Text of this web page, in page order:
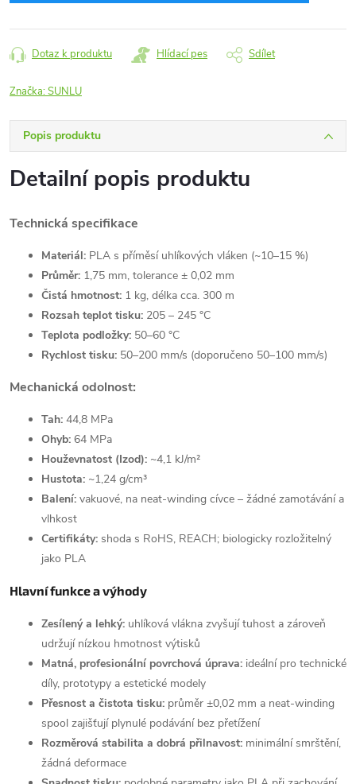
Dotaz k produktu Hlídací pes Sdílet
Značka:SUNLU
Popis produktu
Detailní popis produktu
Technická specifikace
Materiál: PLA s příměsí uhlíkových vláken (~10–15 %)
Průměr: 1,75 mm, tolerance ± 0,02 mm
Čistá hmotnost: 1 kg, délka cca. 300 m
Rozsah teplot tisku: 205 – 245 °C
Teplota podložky: 50–60 °C
Rychlost tisku: 50–200 mm/s (doporučeno 50–100 mm/s)
Mechanická odolnost:
Tah: 44,8 MPa
Ohyb: 64 MPa
Houževnatost (Izod): ~4,1 kJ/m²
Hustota: ~1,24 g/cm³
Balení: vakuové, na neat-winding cívce – žádné zamotávání a
vlhkost
Certifikáty: shoda s RoHS, REACH; biologicky rozložitelný
jako PLA
Hlavní funkce a výhody
Zesílený a lehký: uhlíková vlákna zvyšují tuhost a zároveň
udržují nízkou hmotnost výtisků
Matná, profesionální povrchová úprava: ideální pro technické
díly, prototypy a estetické modely
Přesnost a čistota tisku: průměr ±0,02 mm a neat-winding
spool zajišťují plynulé podávání bez přetížení
Rozměrová stabilita a dobrá přilnavost: minimální smrštění,
žádná deformace